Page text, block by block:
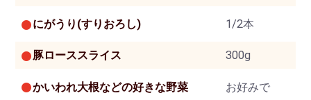
にがうり(すりおろし) 1/2本
豚ローススライス 300g
かいわれ大根などの好きな野菜 お好みで